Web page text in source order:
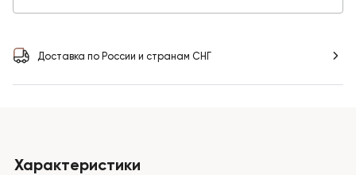
Доставка по России и странам СНГ
Характеристики